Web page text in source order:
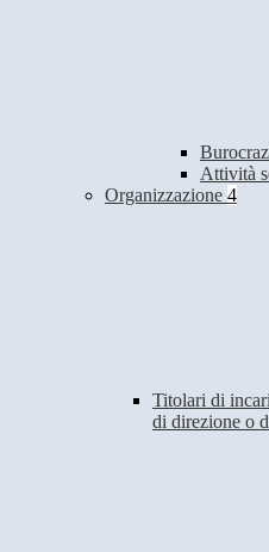
Attività
Organizzazione 4
Titolari di
di direzione o